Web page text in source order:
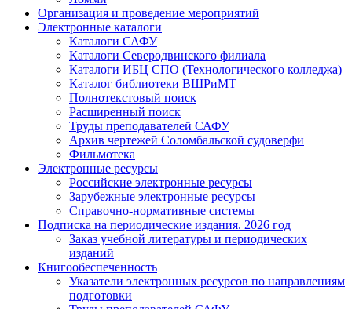
Организация и проведение мероприятий
Электронные каталоги
Каталоги САФУ
Каталоги Северодвинского филиала
Каталоги ИБЦ СПО (Технологического колледжа)
Каталог библиотеки ВШРиМТ
Полнотекстовый поиск
Расширенный поиск
Труды преподавателей САФУ
Архив чертежей Соломбальской судоверфи
Фильмотека
Электронные ресурсы
Российские электронные ресурсы
Зарубежные электронные ресурсы
Справочно-нормативные системы
Подписка на периодические издания. 2026 год
Заказ учебной литературы и периодических
изданий
Книгообеспеченность
Указатели электронных ресурсов по направлениям
подготовки